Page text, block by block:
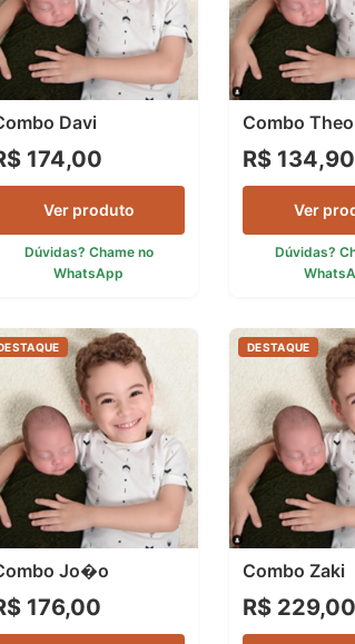
Davi
174,00
Ver produto
Dúvidas? Chame no
WhatsApp
Combo Theo
R$ 134,90
Ver
Dúvidas?
Jo�o
176,00
DESTAQUE
Combo Zaki
R$ 229,00